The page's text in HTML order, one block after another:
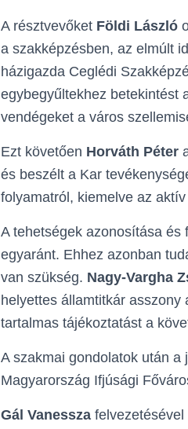
A résztvevőket Földi László
a szakképzésben, az elmúlt
házigazda Ceglédi
egybegyűltekhez betekintést
vendégeket a város
Ezt követően Horváth Péter
és beszélt a Kar
folyamatról, kiemelve az
A tehetségek azonosítása és
egyaránt. Ehhez azonban
van szükség. Nagy-Vargha
helyettes államtitkár asszony
tartalmas tájékoztatást a
A szakmai gondolatok után a
Magyarország Ifjúsági
Gál Vanessza felvezetésével